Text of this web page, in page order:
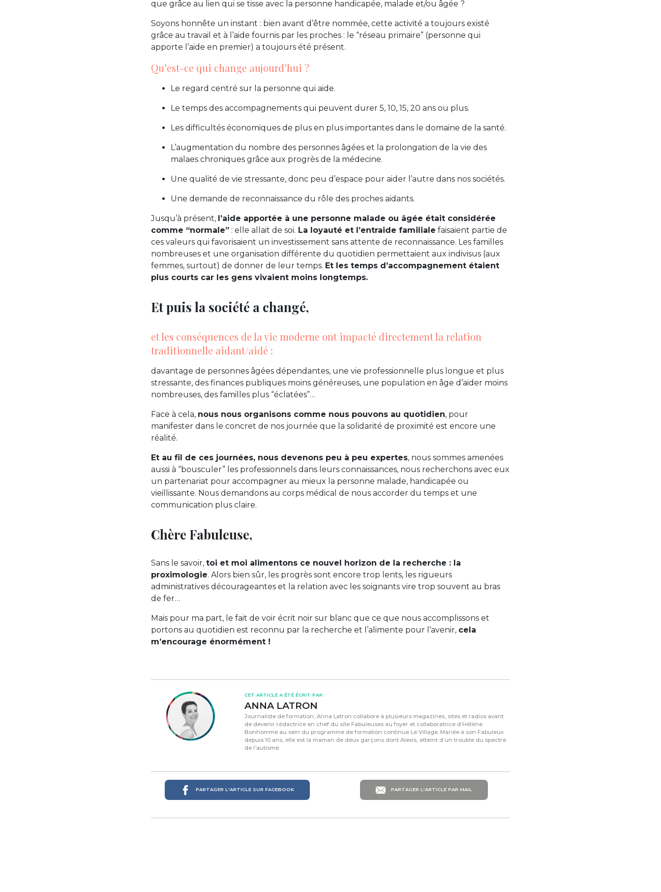
que grâce au lien qui se tisse avec la personne handicapée, malade et/ou âgée ?
Soyons honnête un instant : bien avant d’être nommée, cette activité a toujours existé
grâce au travail et à l’aide fournis par les proches : le “réseau primaire” (personne qui
apporte l’aide en premier) a toujours été présent.
Qu’est-ce qui change aujourd’hui ?
Le regard centré sur la personne qui aide.
Le temps des accompagnements qui peuvent durer 5, 10, 15, 20 ans ou plus.
Les difficultés économiques de plus en plus importantes dans le domaine de la santé.
L’augmentation du nombre des personnes âgées et la prolongation de la vie des
malaes chroniques grâce aux progrès de la médecine.
Une qualité de vie stressante, donc peu d’espace pour aider l’autre dans nos sociétés.
Une demande de reconnaissance du rôle des proches aidants.
Jusqu’à présent, l’aide apportée à une personne malade ou âgée était considérée
comme “normale” : elle allait de soi. La loyauté et l’entraide familiale faisaient partie de
ces valeurs qui favorisaient un investissement sans attente de reconnaissance. Les familles
nombreuses et une organisation différente du quotidien permettaient aux indivisus (aux
femmes, surtout) de donner de leur temps. Et les temps d’accompagnement étaient
plus courts car les gens vivaient moins longtemps.
Et puis la société a changé,
et les conséquences de la vie moderne ont impacté directement la relation
traditionnelle aidant/aidé :
davantage de personnes âgées dépendantes, une vie professionnelle plus longue et plus
stressante, des finances publiques moins généreuses, une population en âge d’aider moins
nombreuses, des familles plus “éclatées”…
Face à cela, nous nous organisons comme nous pouvons au quotidien, pour
manifester dans le concret de nos journée que la solidarité de proximité est encore une
réalité.
Et au fil de ces journées, nous devenons peu à peu expertes, nous sommes amenées
aussi à “bousculer” les professionnels dans leurs connaissances, nous recherchons avec eux
un partenariat pour accompagner au mieux la personne malade, handicapée ou
vieillissante. Nous demandons au corps médical de nous accorder du temps et une
communication plus claire.
Chère Fabuleuse,
Sans le savoir, toi et moi alimentons ce nouvel horizon de la recherche : la
proximologie. Alors bien sûr, les progrès sont encore trop lents, les rigueurs
administratives décourageantes et la relation avec les soignants vire trop souvent au bras
de fer…
Mais pour ma part, le fait de voir écrit noir sur blanc que ce que nous accomplissons et
portons au quotidien est reconnu par la recherche et l’alimente pour l’avenir, cela
m’encourage énormément !
CET ARTICLE A ÉTÉ ÉCRIT PAR :
ANNA LATRON
Journaliste de formation, Anna Latron collabore à plusieurs magazines, sites et radios avant
de devenir rédactrice en chef du site Fabuleuses au foyer et collaboratrice d’Hélène
Bonhomme au sein du programme de formation continue Le Village. Mariée à son Fabuleux
depuis 10 ans, elle est la maman de deux garçons dont Alexis, atteint d’un trouble du spectre
de l’autisme.
PARTAGER L'ARTICLE SUR FACEBOOK PARTAGER L'ARTICLE PAR MAIL